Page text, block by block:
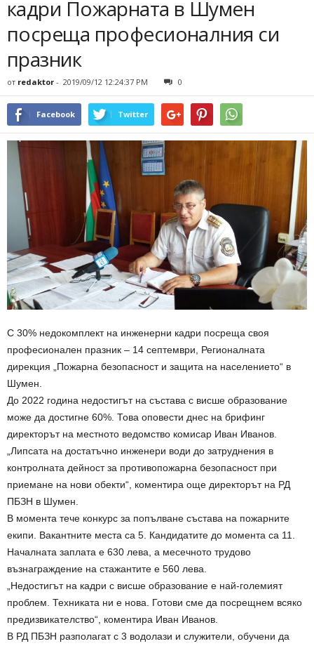
кадри Пожарната в Шумен
посреща професионалния си
празник
от redaktor - 2019/09/12 12:24:37 PM 0
Facebook Twitter
С 30% недокомплект на инженерни кадри посреща своя
професионален празник – 14 септември, Регионалната
дирекция „Пожарна безопасност и защита на населението“ в
Шумен.
До 2022 година недостигът на състава с висше образование
може да достигне 60%. Това оповести днес на брифинг
директорът на местното ведомство комисар Иван Иванов.
„Липсата на достатъчно инженери води до затруднения в
контролната дейност за противопожарна безопасност при
приемане на нови обекти“, коментира още директорът на РД
ПБЗН в Шумен.
В момента тече конкурс за попълване състава на пожарните
екипи. Вакантните места са 5. Кандидатите до момента са 11.
Началната заплата е 630 лева, а месечното трудово
възнаграждение на стажантите е 560 лева.
„Недостигът на кадри с висше образование е най-големият
проблем. Техниката ни е нова. Готови сме да посрещнем всяко
предизвикателство“, коментира Иван Иванов.
В РД ПБЗН разполагат с 3 водолази и служители, обучени да